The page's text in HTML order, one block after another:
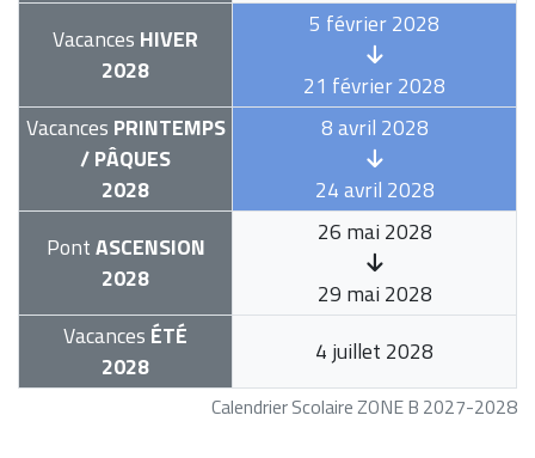
Calendrier Scolaire ZONE B 2027-2028
Vacances HIVER
2028
5 février 2028
21 février 2028
Vacances PRINTEMPS
/ PÂQUES
2028
8 avril 2028
24 avril 2028
PontASCENSION
2028
26 mai 2028
29 mai 2028
Vacances ÉTÉ
2028
4 juillet 2028